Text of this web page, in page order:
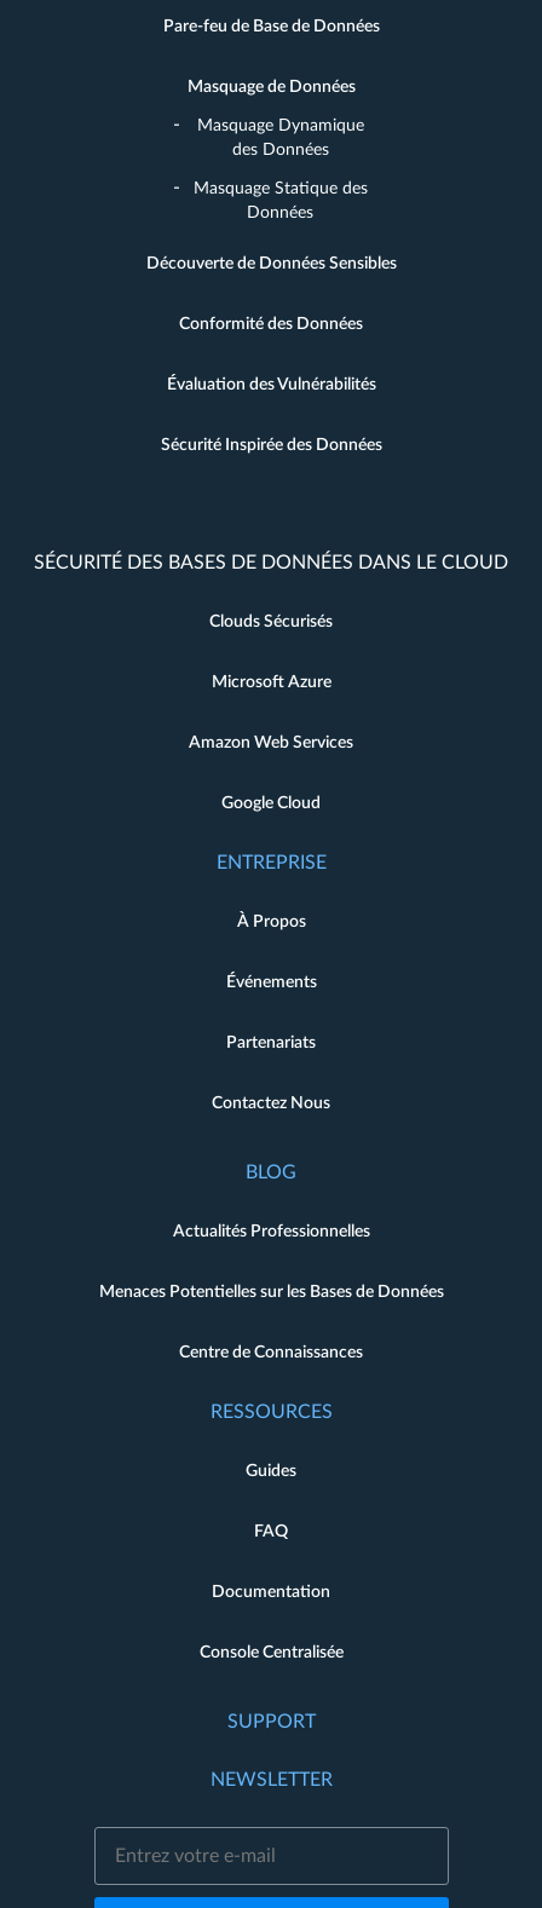
Pare-feu de Base de Données
Masquage de Données
Masquage Dynamique
des Données
Masquage Statique des
Données
Découverte de Données Sensibles
Conformité des Données
Évaluation des Vulnérabilités
Sécurité Inspirée des Données
SÉCURITÉ DES BASES DE DONNÉES DANS LE CLOUD
Clouds Sécurisés
Microsoft Azure
Amazon Web Services
Google Cloud
ENTREPRISE
À Propos
Événements
Partenariats
Contactez Nous
BLOG
Actualités Professionnelles
Menaces Potentielles sur les Bases de Données
Centre de Connaissances
RESSOURCES
Guides
FAQ
Documentation
Console Centralisée
SUPPORT
NEWSLETTER